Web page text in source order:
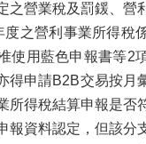
之營業稅及罰鍰、營
度之營利事業所得稅
使用藍色申報書等2
得申請B2B交易按月
所得稅結算申報是否
報資料認定，但該分